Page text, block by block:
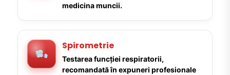
medicina muncii.
Spirometrie
Testarea funcției respiratorii,
recomandată în expuneri profesionale